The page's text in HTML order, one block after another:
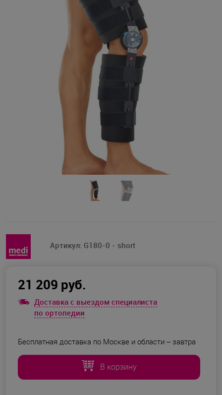
Артикул: G180-0 - short
21 209 руб.
Доставка с выездом специалиста
по ортопедии
Бесплатная доставка по Москве и области – завтра
В корзину